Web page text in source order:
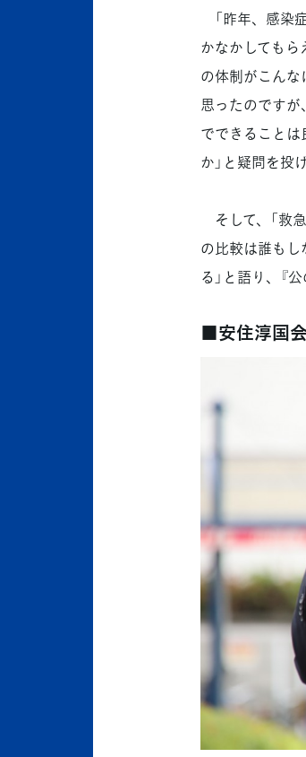
「昨年、感染
かなかしてもら
の体制がこん
思ったのですが
でできることは
か」と疑問を投
そして、「救
の比較は誰も
る」と語り、『
■安住淳国